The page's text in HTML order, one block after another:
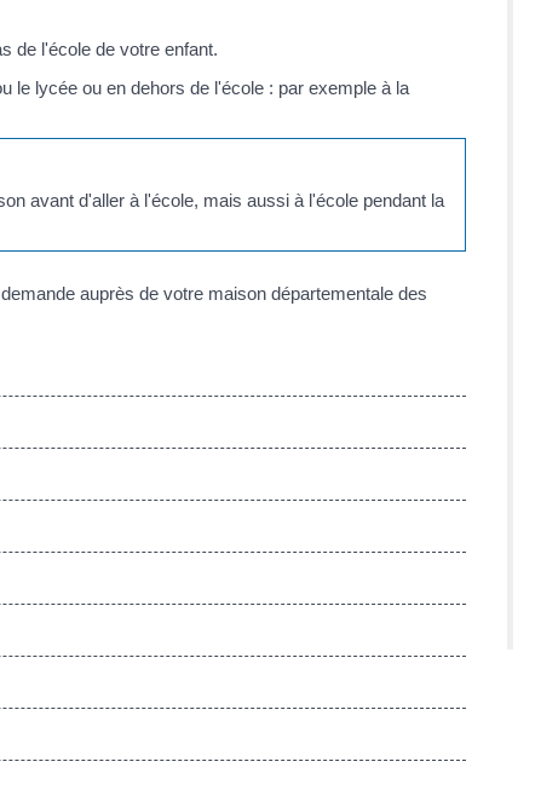
de l'école de votre enfant.
le lycée ou en dehors de l'école : par exemple à la
avant d'aller à l'école, mais aussi à l'école pendant la
auprès de votre maison départementale des